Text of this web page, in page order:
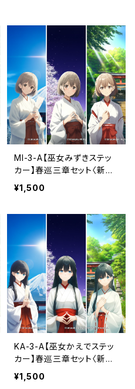
MI-3-A【巫女みずきステッ
カー】春巡三章セット〈新
年・夜桜・初夏〉（利用コード
3ヶ月付き）
¥1,500
KA-3-A【巫女かえでステッ
カー】春巡三章セット〈新
年・夜桜・初夏〉（利用コード
3ヶ月付き）
¥1,500